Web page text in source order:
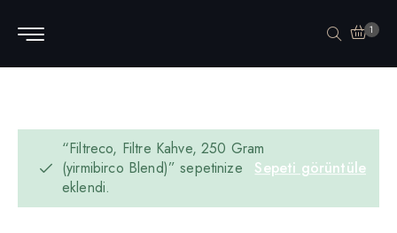
1
Sepeti görüntüle
“Filtreco, Filtre Kahve, 250 Gram
(yirmibirco Blend)” sepetinize
eklendi.